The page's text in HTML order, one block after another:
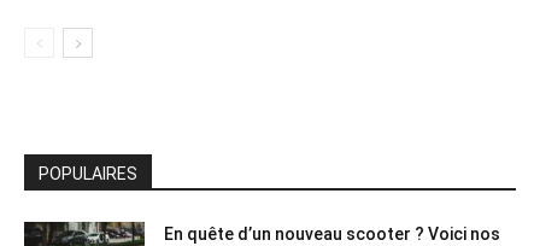
POPULAIRES
En quête d’un nouveau scooter ? Voici nos